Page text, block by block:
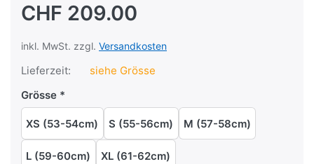
CHF 209.00
inkl. MwSt. zzgl. Versandkosten
Lieferzeit:
siehe Grösse
Grösse
XS (53-54cm) S (55-56cm) M (57-58cm)
L (59-60cm) XL (61-62cm)